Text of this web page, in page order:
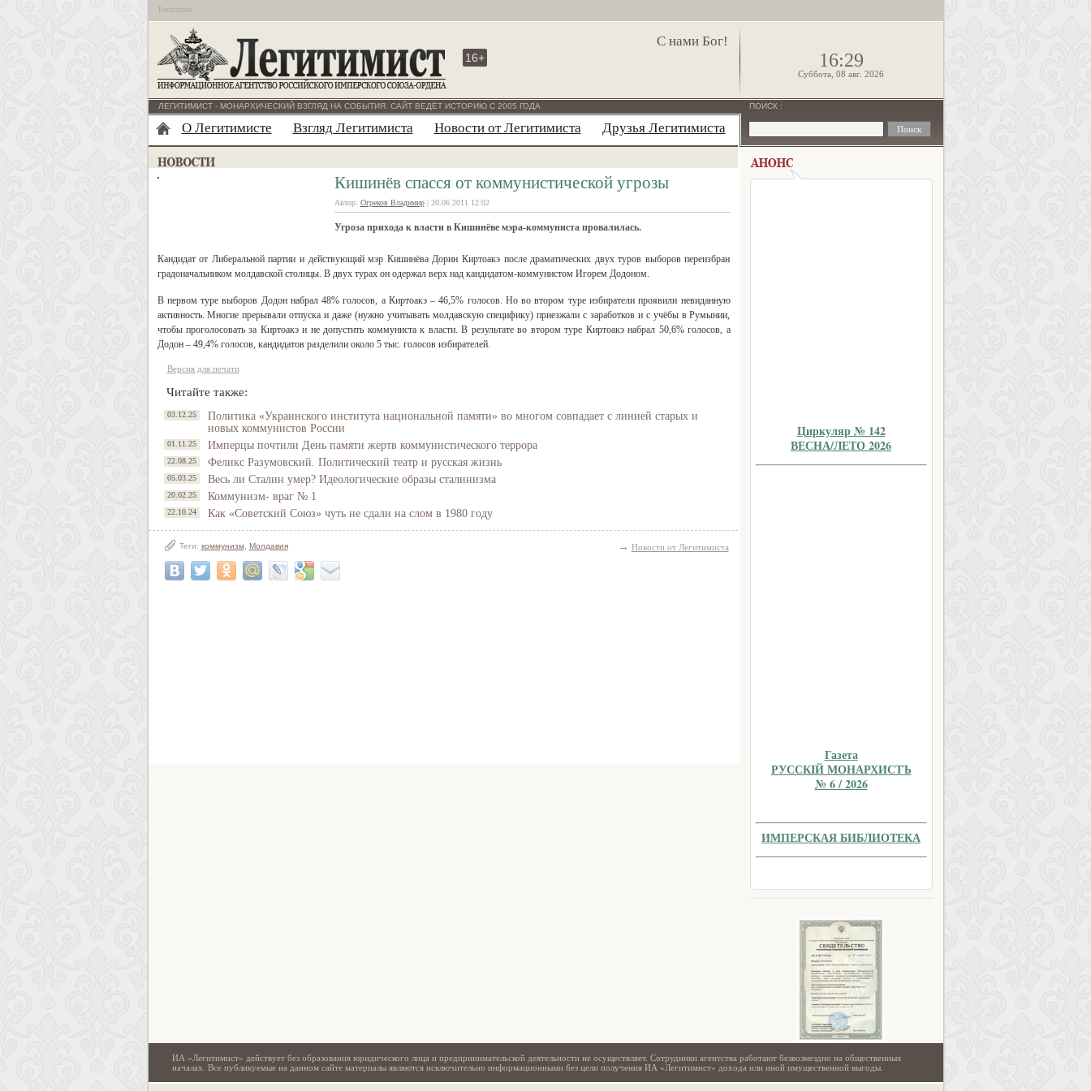
Бесплатно
С нами Бог!
16+ 16:29
Суббота, 08 авг. 2026
ЛЕГИТИМИСТ - МОНАРХИЧЕСКИЙ ВЗГЛЯД НА СОБЫТИЯ. САЙТ ВЕДЁТ ИСТОРИЮ С 2005 ГОДА
О Легитимисте Взгляд Легитимиста Новости от Легитимиста Друзья Легитимиста
Кишинёв спасся от коммунистической угрозы
Автор: Огреков Владимир| 20.06.2011 12:02
Угроза прихода к власти в Кишинёве мэра-коммуниста провалилась.
Кандидат от Либеральной партии и действующий мэр Кишинёва Дорин Киртоакэ после драматических двух туров выборов переизбран
градоначальником молдавской столицы. В двух турах он одержал верх над кандидатом-коммунистом Игорем Додоном.
В первом туре выборов Додон набрал 48% голосов, а Киртоакэ – 46,5% голосов. Но во втором туре избиратели проявили невиданную
активность. Многие прерывали отпуска и даже (нужно учитывать молдавскую специфику) приезжали с заработков и с учёбы в Румынии,
чтобы проголосовать за Киртоакэ и не допустить коммуниста к власти. В результате во втором туре Киртоакэ набрал 50,6% голосов, а
Додон – 49,4% голосов, кандидатов разделили около 5 тыс. голосов избирателей.
Версия для печати
Читайте также:
03.12.25
Политика «Украинского института национальной памяти» во многом совпадает с линией старых и
новых коммунистов России
01.11.25 Имперцы почтили День памяти жертв коммунистического террора
22.08.25 Феликс Разумовский. Политический театр и русская жизнь
05.03.25 Весь ли Сталин умер? Идеологические образы сталинизма
20.02.25 Коммунизм- враг № 1
22.10.24 Как «Советский Союз» чуть не сдали на слом в 1980 году
Теги: коммунизм, Молдавия → Новости от Легитимиста
ПОИСК :
Циркуляр № 142
ВЕСНА/ЛЕТО 2026
Газета
РУССКIЙ МОНАРХИСТЪ
№ 6 / 2026
ИМПЕРСКАЯ БИБЛИОТЕКА
ИА «Легитимист» действует без образования юридического лица и предпринимательской деятельности не осуществляет. Сотрудники агентства работают безвозмездно на общественных
началах. Все публикуемые на данном сайте материалы являются исключительно информационными без цели получения ИА «Легитимист» дохода или иной имущественной выгоды.